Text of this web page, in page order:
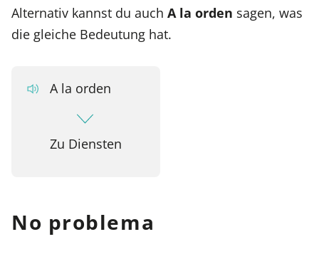
Alternativ kannst du auch A la orden sagen, was
die gleiche Bedeutung hat.
A la orden
Zu Diensten
No problema